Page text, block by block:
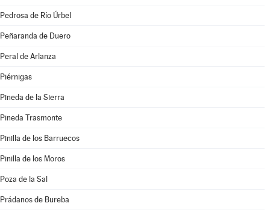
Pedrosa de Río Úrbel
Peñaranda de Duero
Peral de Arlanza
Piérnigas
Pineda de la Sierra
Pineda Trasmonte
Pinilla de los Barruecos
Pinilla de los Moros
Poza de la Sal
Prádanos de Bureba